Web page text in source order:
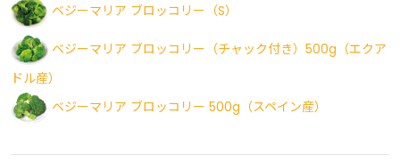
ベジーマリア ブロッコリー（S）
ベジーマリア ブロッコリー（チャック付き）500g（エクア
ドル産）
ベジーマリア ブロッコリー 500g（スペイン産）